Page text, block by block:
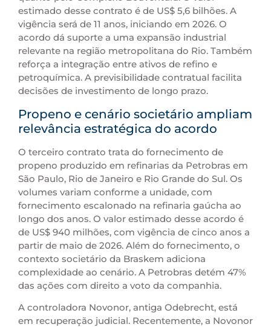
estimado desse contrato é de US$ 5,6 bilhões. A
vigência será de 11 anos, iniciando em 2026. O
acordo dá suporte a uma expansão industrial
relevante na região metropolitana do Rio. Também
reforça a integração entre ativos de refino e
petroquímica. A previsibilidade contratual facilita
decisões de investimento de longo prazo.
Propeno e cenário societário ampliam
relevância estratégica do acordo
O terceiro contrato trata do fornecimento de
propeno produzido em refinarias da Petrobras em
São Paulo, Rio de Janeiro e Rio Grande do Sul. Os
volumes variam conforme a unidade, com
fornecimento escalonado na refinaria gaúcha ao
longo dos anos. O valor estimado desse acordo é
de US$ 940 milhões, com vigência de cinco anos a
partir de maio de 2026. Além do fornecimento, o
contexto societário da Braskem adiciona
complexidade ao cenário. A Petrobras detém 47%
das ações com direito a voto da companhia.
A controladora Novonor, antiga Odebrecht, está
em recuperação judicial. Recentemente, a Novonor